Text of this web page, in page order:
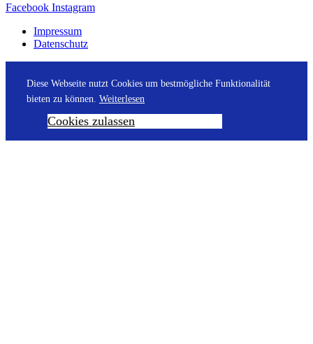
Facebook Instagram
Impressum
Datenschutz
Diese Webseite nutzt Cookies um bestmögliche Funktionalität
bieten zu können. Weiterlesen
Cookies zulassen